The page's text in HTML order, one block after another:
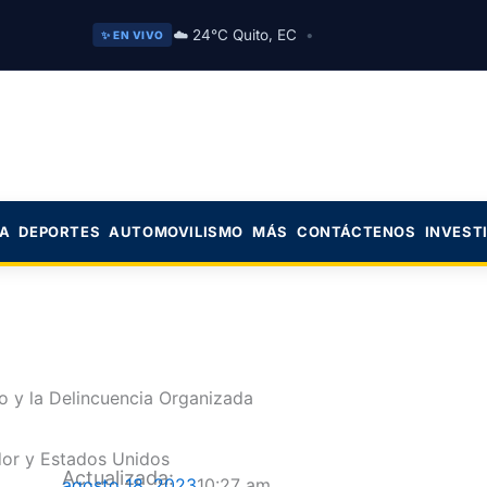
✨ EN VIVO ☁️ 24°C Quito, EC •
DEPORTES AUTOMOVILISMO MÁS CONTÁCTENOS
y la Delincuencia Organizada
Actualizada: